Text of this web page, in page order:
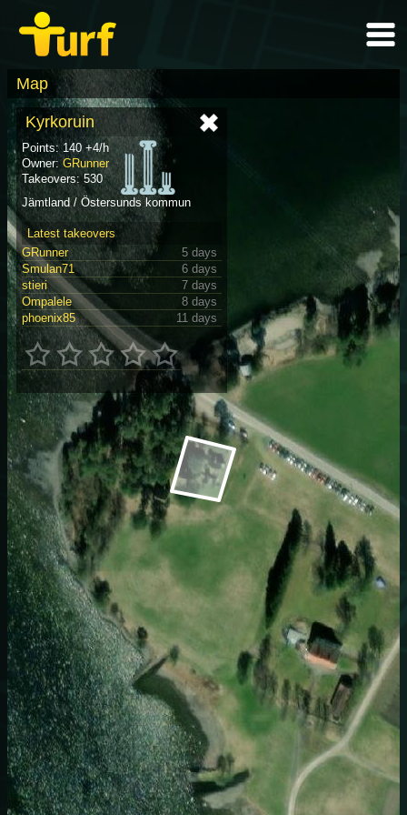
Map
Kyrkoruin
Points: 140 +4/h
Owner: GRunner
Takeovers: 530
Jämtland / Östersunds kommun
Latest takeovers
GRunner
5 days
Smulan71
6 days
stieri
7 days
Ompalele
8 days
phoenix85
11 days